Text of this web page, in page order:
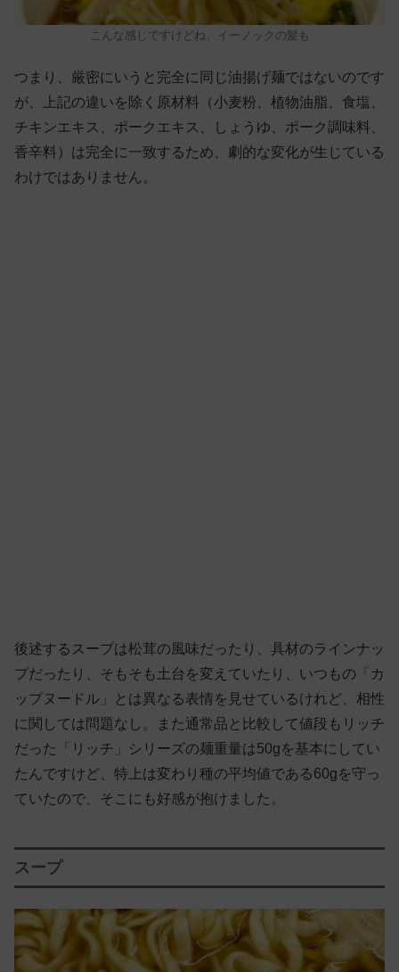
こんな感じですけどね、イーノックの髪も
つまり、厳密にいうと完全に同じ油揚げ麺ではないのです
が、上記の違いを除く原材料（小麦粉、植物油脂、食塩、
チキンエキス、ポークエキス、しょうゆ、ポーク調味料、
香辛料）は完全に一致するため、劇的な変化が生じている
わけではありません。
後述するスープは松茸の風味だったり、具材のラインナッ
プだったり、そもそも土台を変えていたり、いつもの「カ
ップヌードル」とは異なる表情を見せているけれど、相性
に関しては問題なし。また通常品と比較して値段もリッチ
だった「リッチ」シリーズの麺重量は50gを基本にしてい
たんですけど、特上は変わり種の平均値である60gを守っ
ていたので、そこにも好感が抱けました。
スープ